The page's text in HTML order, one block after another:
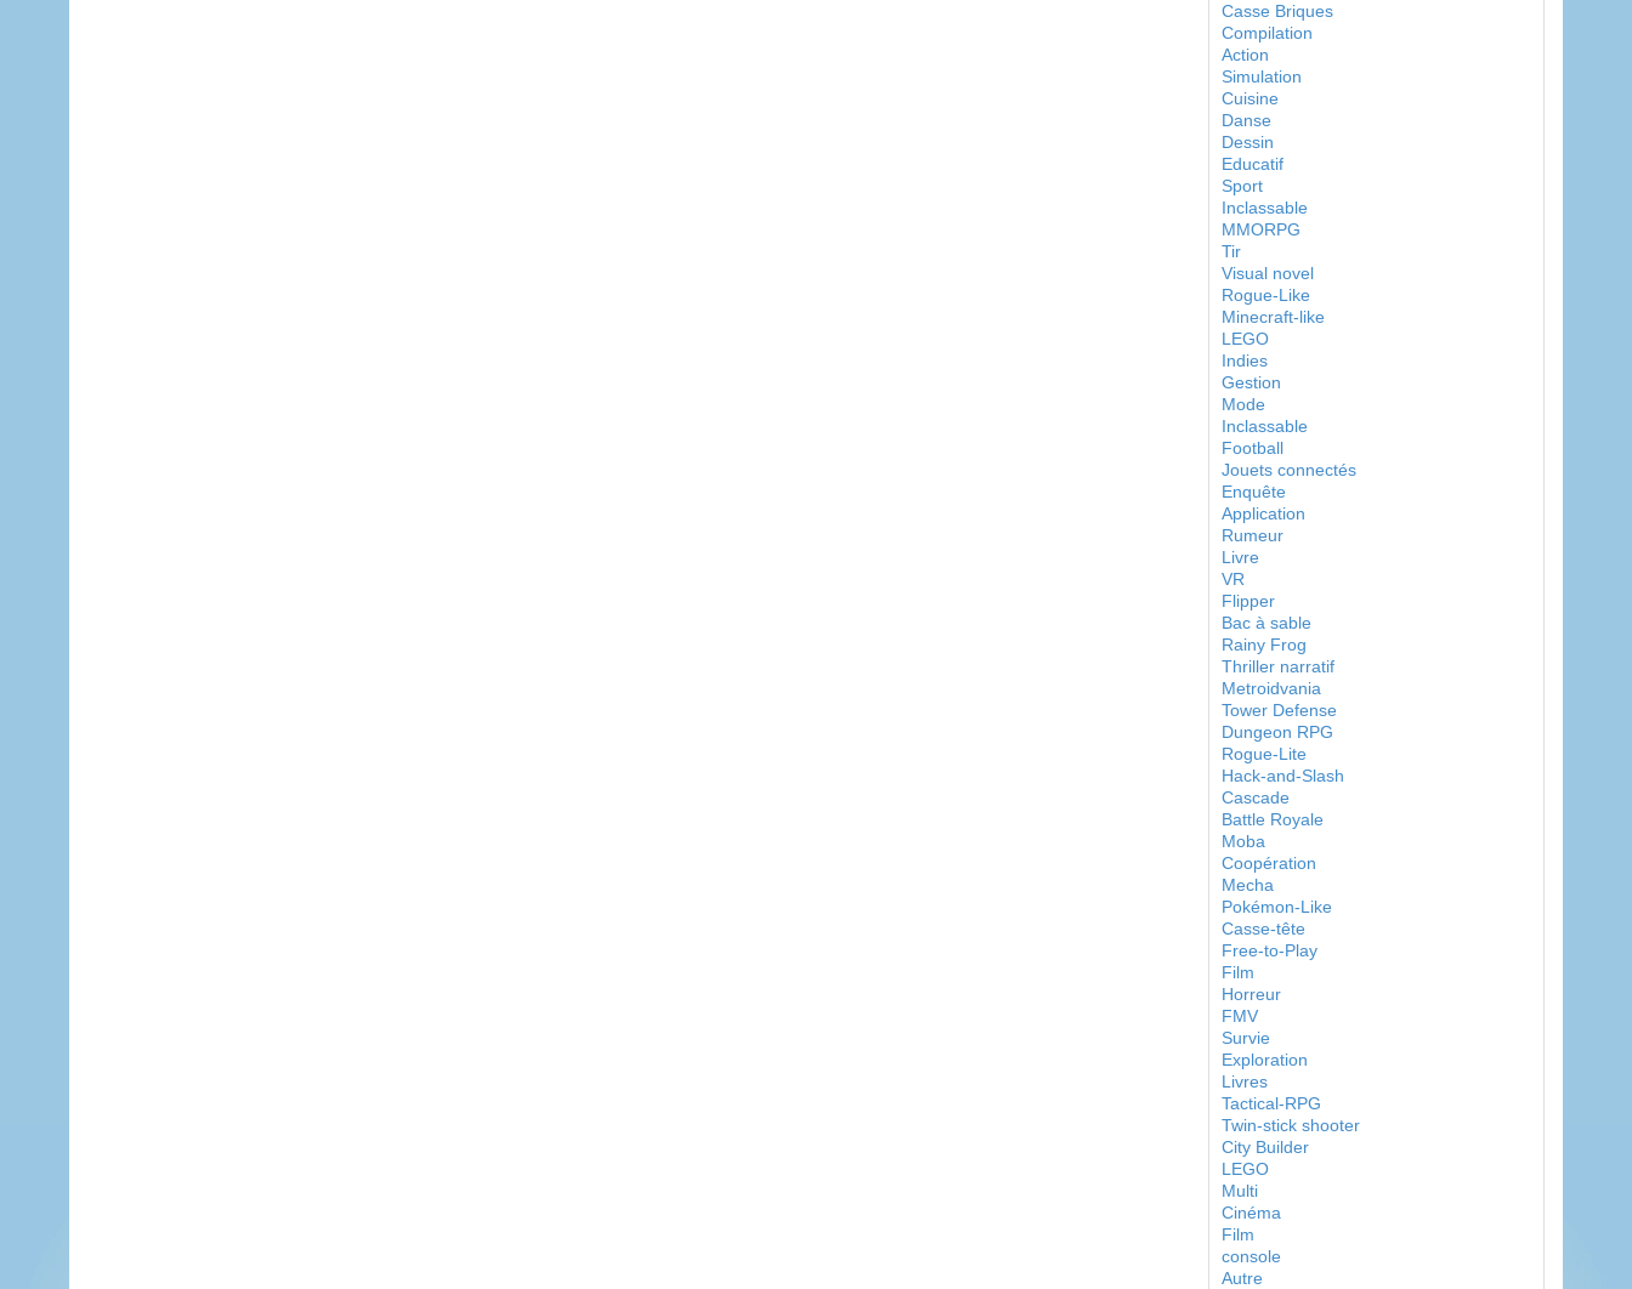
Casse Briques
Compilation
Action
Simulation
Cuisine
Danse
Dessin
Educatif
Sport
Inclassable
MMORPG
Tir
Visual novel
Rogue-Like
Minecraft-like
LEGO
Indies
Gestion
Mode
Inclassable
Football
Jouets connectés
Enquête
Application
Rumeur
Livre
VR
Flipper
Bac à sable
Rainy Frog
Thriller narratif
Metroidvania
Tower Defense
Dungeon RPG
Rogue-Lite
Hack-and-Slash
Cascade
Battle Royale
Moba
Coopération
Mecha
Pokémon-Like
Casse-tête
Free-to-Play
Film
Horreur
FMV
Survie
Exploration
Livres
Tactical-RPG
Twin-stick shooter
City Builder
LEGO
Multi
Cinéma
Film
console
Autre